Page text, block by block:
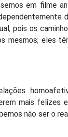
em filme
pois os
mesmos; eles
mais felizes
não ser o